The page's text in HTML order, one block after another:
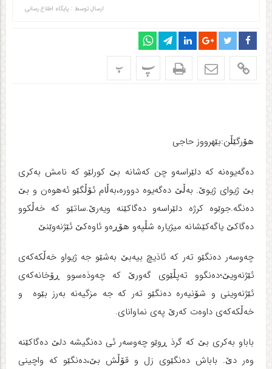
ارسال توسط : پایگاه اطلاع رسانی
پ پ
هۆرگێڵن:بێهرووز حاجی
ده‌گه‌یوه‌نه‌ که دلێراسه‌و چن که‌شانه‌ بێ کورلێو که‌ نامش به‌کری
بێ ژیوای ژیوێ. به‌ڵێ ده‌گه‌یوه‌ دووره‌،به‌ڵام ئۆڵگێو ئه‌هوه‌ن و بێ
ده‌نگه‌.جوێوه‌ کرژه‌ دلێراسه‌و ده‌گاکێنه‌ ویه‌رێ.ساتێو که‌ خه‌ڵکوو
ده‌گاکێ یاگه‌کێشانه‌ میژیاره‌ شڵپه‌و هۆڕه‌و ئاوه‌کێ ئێژنه‌وێنێ
چه‌وسه‌ر ده‌نگێو ته‌ر که‌ ئاذیچ بیه‌بێ به‌شێو جه‌ ژیواو خه‌ڵکه‌که‌ی
ئێژنه‌ویێ؛ده‌نگوو ته‌پڵێوی گه‌ورێ که‌ چه‌وذه‌سوو ڕۆخانه‌که‌ی
ئێژنه‌وینی و شۆنیه‌ره‌ ده‌نگێو ته‌ر که‌ جه‌ مزگیه‌نه‌ به‌رز بێوه‌ و
خه‌ڵکه‌که‌ی داوه‌ت که‌رێ په‌ی نماوانای.
باباو به‌کری بێ که‌ گرذ ڕوێو چه‌وسه‌ر ئی ده‌نگیشه‌ دلێ ده‌گاکێنه‌
وه‌ر دێ. باباش ده‌نگێوی زل و قۆڵش بێ،ده‌نگێو که‌ واچینی